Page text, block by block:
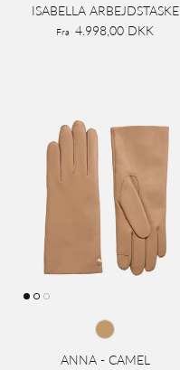
ISABELLA ARBEJDSTASKE
Fra 4.998,00 DKK
ANNA - CAMEL